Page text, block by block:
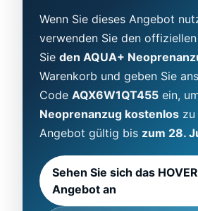
Wenn Sie dieses Angebot
verwenden Sie den
Sie den AQUA+
Warenkorb und geben Sie
Code AQX6W1QT455 ein,
Neoprenanzug kostenlos zu
Angebot gültig bis zum 28.
Sehen Sie sich das
Angebot an